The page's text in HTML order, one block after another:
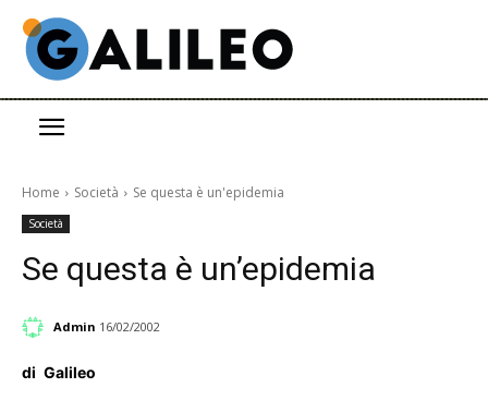
Home Società Se questa è un'epidemia
Società
Se questa è un’epidemia
Admin 16/02/2002
di Galileo